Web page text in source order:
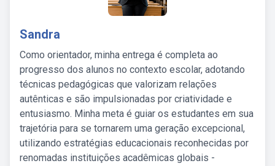
Sandra
Como orientador, minha entrega é completa ao
progresso dos alunos no contexto escolar, adotando
técnicas pedagógicas que valorizam relações
autênticas e são impulsionadas por criatividade e
entusiasmo. Minha meta é guiar os estudantes em sua
trajetória para se tornarem uma geração excepcional,
utilizando estratégias educacionais reconhecidas por
renomadas instituições acadêmicas globais -